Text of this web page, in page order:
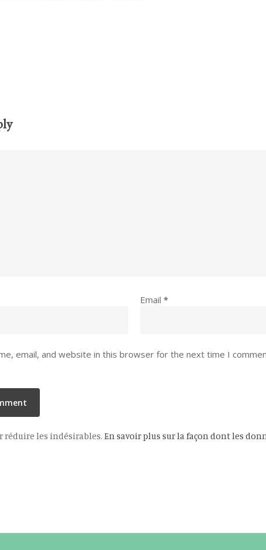
Email *
email, and website in this browser for the next time I
réduire les indésirables. En savoir plus sur la façon dont les